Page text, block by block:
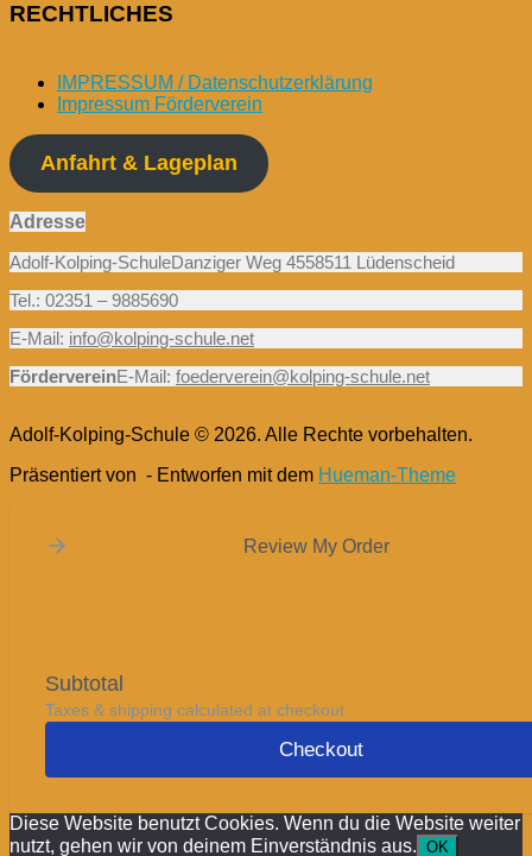
RECHTLICHES
IMPRESSUM / Datenschutzerklärung
Impressum Förderverein
Anfahrt & Lageplan
Adresse
Adolf-Kolping-SchuleDanziger Weg 4558511 Lüdenscheid
Tel.: 02351 – 9885690
E-Mail: info@kolping-schule.net
FördervereinE-Mail: foederverein@kolping-schule.net
Adolf-Kolping-Schule © 2026. Alle Rechte vorbehalten.
Präsentiert von - Entworfen mit dem Hueman-Theme
Review My Order
Subtotal
Taxes & shipping calculated at checkout
Checkout
Diese Website benutzt Cookies. Wenn du die Website weiter
nutzt, gehen wir von deinem Einverständnis aus. OK